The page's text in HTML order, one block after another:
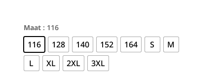
Maat : 116
116 128 140 152 164 S
M
L
XL 2XL 3XL